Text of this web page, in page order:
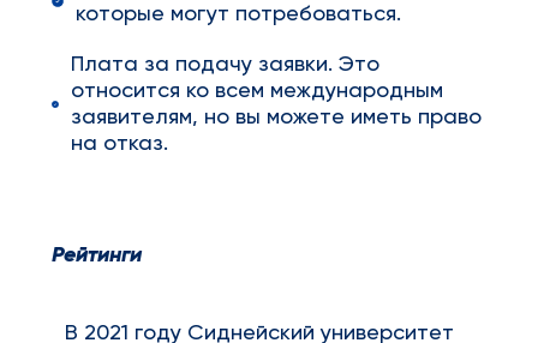
которые могут потребоваться.
Плата за подачу заявки. Это
относится ко всем международным
заявителям, но вы можете иметь право
на отказ.
Рейтинги
В 2021 году Сиднейский университет